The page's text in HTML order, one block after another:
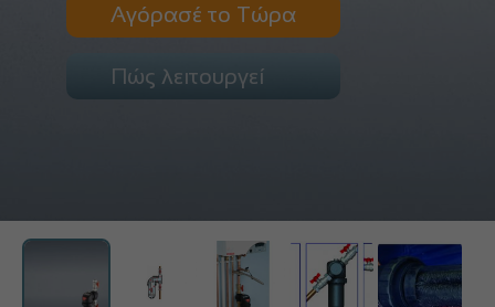
Αγόρασέ το Τώρα
Πώς λειτουργεί